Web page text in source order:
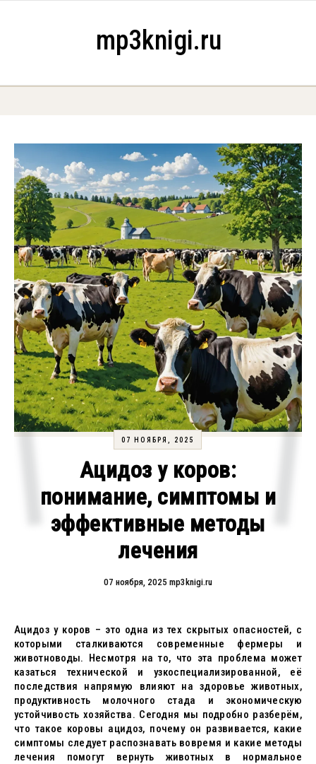
mp3knigi.ru
07 НОЯБРЯ, 2025
Ацидоз у коров:
понимание, симптомы и
эффективные методы
лечения
07 ноября, 2025 mp3knigi.ru
Ацидоз у коров – это одна из тех скрытых опасностей, с
которыми сталкиваются современные фермеры и
животноводы. Несмотря на то, что эта проблема может
казаться технической и узкоспециализированной, её
последствия напрямую влияют на здоровье животных,
продуктивность молочного стада и экономическую
устойчивость хозяйства. Сегодня мы подробно разберём,
что такое коровы ацидоз, почему он развивается, какие
симптомы следует распознавать вовремя и какие методы
лечения помогут вернуть животных в нормальное